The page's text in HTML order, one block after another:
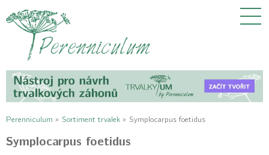
Perenniculum » Sortiment trvalek » Symplocarpus foetidus
Symplocarpus foetidus